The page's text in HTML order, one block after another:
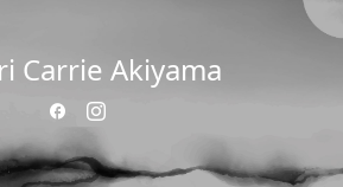
Carrie Akiyama